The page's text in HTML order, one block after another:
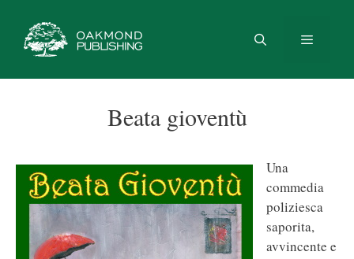
contenuto
Beata gioventù
Una
commedia
poliziesca
saporita,
avvincente e